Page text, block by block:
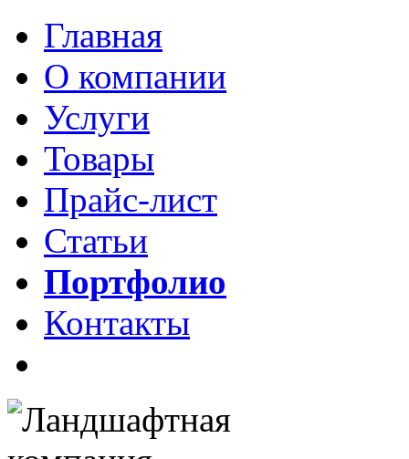
Главная
О компании
Услуги
Товары
Прайс-лист
Статьи
Портфолио
Контакты